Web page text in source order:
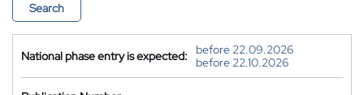
Search
National phase entry is expected:
before 22.09.2026
before 22.10.2026